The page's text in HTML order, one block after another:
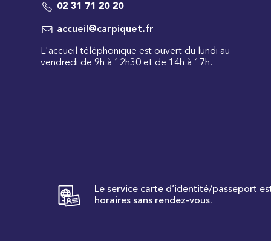
02 31 71 20 20
accueil@carpiquet.fr
L'accueil téléphonique est ouvert du lundi au
vendredi de 9h à 12h30 et de 14h à 17h.
Le service carte d’identité/passeport
horaires sans rendez-vous.